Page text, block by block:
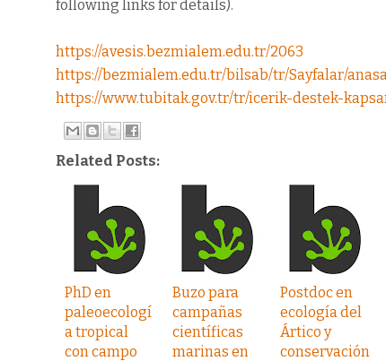
following links for details).
https://avesis.bezmialem.edu.tr/2063
https://bezmialem.edu.tr/bilsab/tr/Sayfalar/
https://www.tubitak.gov.tr/tr/icerik-destek-
Related Posts:
PhD en
paleoecologí
a tropical
con campo
Buzo para
campañas
científicas
marinas en
Postdoc en
ecología del
Ártico y
conservación